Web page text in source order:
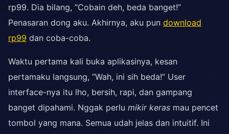
rp99. Dia bilang, “Cobain deh, beda banget!”
Penasaran dong aku. Akhirnya, aku pun download
rp99 dan coba-coba.
Waktu pertama kali buka aplikasinya, kesan
pertamaku langsung, “Wah, ini sih beda!” User
interface-nya itu lho, bersih, rapi, dan gampang
banget dipahami. Nggak perlu mikir keras mau pencet
tombol yang mana. Semua udah jelas dan intuitif. Ini